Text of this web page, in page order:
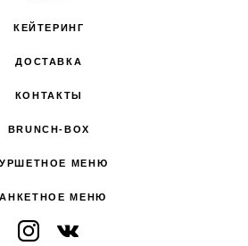
КЕЙТЕРИНГ
ДОСТАВКА
КОНТАКТЫ
BRUNCH-BOX
МЕНЮ
МЕНЮ